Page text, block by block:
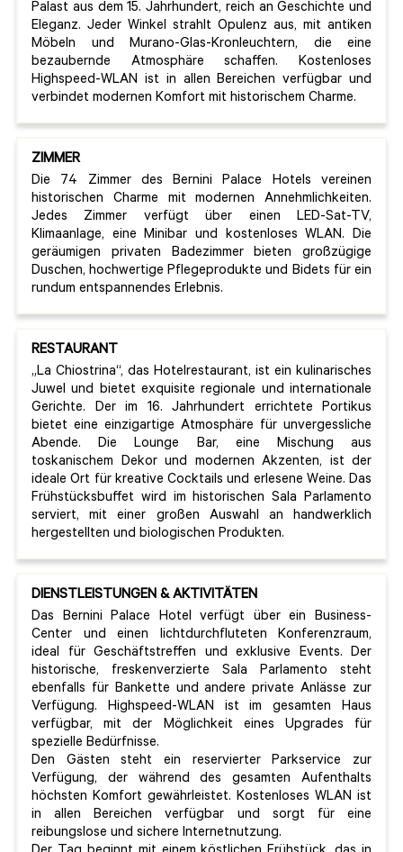
Palast aus dem 15. Jahrhundert, reich an Geschichte und
Eleganz. Jeder Winkel strahlt Opulenz aus, mit antiken
Möbeln und Murano-Glas-Kronleuchtern, die eine
bezaubernde Atmosphäre schaffen. Kostenloses
Highspeed-WLAN ist in allen Bereichen verfügbar und
verbindet modernen Komfort mit historischem Charme.
ZIMMER
Die 74 Zimmer des Bernini Palace Hotels vereinen
historischen Charme mit modernen Annehmlichkeiten.
Jedes Zimmer verfügt über einen LED-Sat-TV,
Klimaanlage, eine Minibar und kostenloses WLAN. Die
geräumigen privaten Badezimmer bieten großzügige
Duschen, hochwertige Pflegeprodukte und Bidets für ein
rundum entspannendes Erlebnis.
RESTAURANT
„La Chiostrina“, das Hotelrestaurant, ist ein kulinarisches
Juwel und bietet exquisite regionale und internationale
Gerichte. Der im 16. Jahrhundert errichtete Portikus
bietet eine einzigartige Atmosphäre für unvergessliche
Abende. Die Lounge Bar, eine Mischung aus
toskanischem Dekor und modernen Akzenten, ist der
ideale Ort für kreative Cocktails und erlesene Weine. Das
Frühstücksbuffet wird im historischen Sala Parlamento
serviert, mit einer großen Auswahl an handwerklich
hergestellten und biologischen Produkten.
DIENSTLEISTUNGEN & AKTIVITÄTEN
Das Bernini Palace Hotel verfügt über ein Business-
Center und einen lichtdurchfluteten Konferenzraum,
ideal für Geschäftstreffen und exklusive Events. Der
historische, freskenverzierte Sala Parlamento steht
ebenfalls für Bankette und andere private Anlässe zur
Verfügung. Highspeed-WLAN ist im gesamten Haus
verfügbar, mit der Möglichkeit eines Upgrades für
spezielle Bedürfnisse.
Den Gästen steht ein reservierter Parkservice zur
Verfügung, der während des gesamten Aufenthalts
höchsten Komfort gewährleistet. Kostenloses WLAN ist
in allen Bereichen verfügbar und sorgt für eine
reibungslose und sichere Internetnutzung.